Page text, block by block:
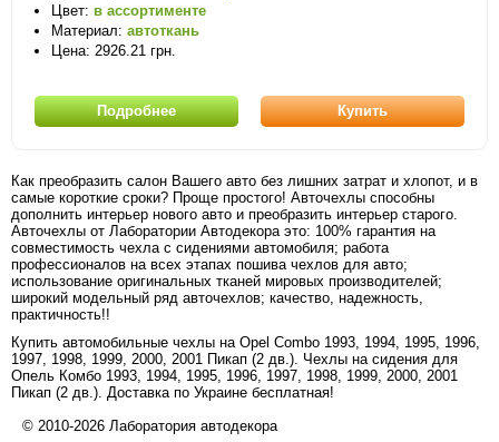
Цвет: в ассортименте
Материал: автоткань
Цена: 2926.21 грн.
Подробнее Купить
Как преобразить салон Вашего авто без лишних затрат и хлопот, и в
самые короткие сроки? Проще простого! Авточехлы способны
дополнить интерьер нового авто и преобразить интерьер старого.
Авточехлы от Лаборатории Автодекора это: 100% гарантия на
совместимость чехла с сидениями автомобиля; работа
профессионалов на всех этапах пошива чехлов для авто;
использование оригинальных тканей мировых производителей;
широкий модельный ряд авточехлов; качество, надежность,
практичность!!
Купить автомобильные чехлы на Opel Combo 1993, 1994, 1995, 1996,
1997, 1998, 1999, 2000, 2001 Пикап (2 дв.). Чехлы на сидения для
Опель Комбо 1993, 1994, 1995, 1996, 1997, 1998, 1999, 2000, 2001
Пикап (2 дв.). Доставка по Украине бесплатная!
© 2010-2026 Лаборатория автодекора